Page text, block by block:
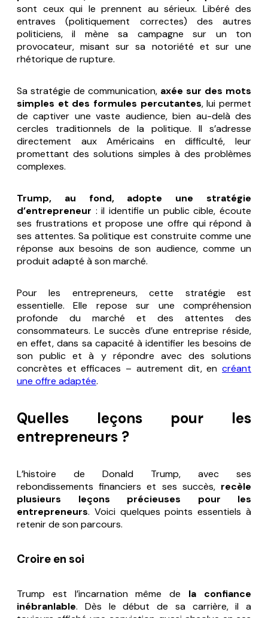
sont ceux qui le prennent au sérieux. Libéré des
entraves (politiquement correctes) des autres
politiciens, il mène sa campagne sur un ton
provocateur, misant sur sa notoriété et sur une
rhétorique de rupture.
Sa stratégie de communication, axée sur des mots
simples et des formules percutantes, lui permet
de captiver une vaste audience, bien au-delà des
cercles traditionnels de la politique. Il s’adresse
directement aux Américains en difficulté, leur
promettant des solutions simples à des problèmes
complexes.
Trump, au fond, adopte une stratégie
d’entrepreneur : il identifie un public cible, écoute
ses frustrations et propose une offre qui répond à
ses attentes. Sa politique est construite comme une
réponse aux besoins de son audience, comme un
produit adapté à son marché.
Pour les entrepreneurs, cette stratégie est
essentielle. Elle repose sur une compréhension
profonde du marché et des attentes des
consommateurs. Le succès d’une entreprise réside,
en effet, dans sa capacité à identifier les besoins de
son public et à y répondre avec des solutions
concrètes et efficaces – autrement dit, en créant
une offre adaptée.
Quelles leçons pour les
entrepreneurs ?
L’histoire de Donald Trump, avec ses
rebondissements financiers et ses succès, recèle
plusieurs leçons précieuses pour les
entrepreneurs. Voici quelques points essentiels à
retenir de son parcours.
Croire en soi
Trump est l’incarnation même de la confiance
inébranlable. Dès le début de sa carrière, il a